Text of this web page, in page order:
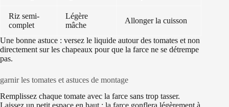
Riz semi-
complet
Légère
mâche
Allonger la cuisson
Une bonne astuce : versez le liquide autour des tomates et non
directement sur les chapeaux pour que la farce ne se détrempe
pas.
garnir les tomates et astuces de montage
Remplissez chaque tomate avec la farce sans trop tasser.